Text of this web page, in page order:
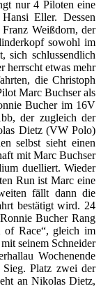
nur 4 Piloten eine
Eller. Dessen
Weißdorn, der
sowohl im
sich schlussendlich
herrscht etwas mehr
die Christoph
Marc Buchser als
Bucher im 16V
der zugleich der
Dietz (VW Polo)
selbst sieht einen
mit Marc Buchser
duelliert. Wieder
Run ist Marc eine
fällt dann die
bestätigt wird. 24
Bucher Rang
of Race“, gleich im
seinem Schneider
Wochenende
Platz zwei der
an Nikolas Dietz,